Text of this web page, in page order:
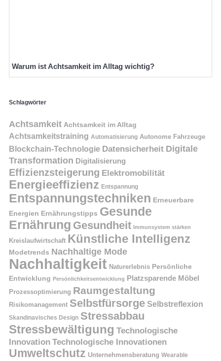
Warum ist Achtsamkeit im Alltag wichtig?
Schlagwörter
Achtsamkeit Achtsamkeit im Alltag
Achtsamkeitstraining Automatisierung Autonome Fahrzeuge
Blockchain-Technologie Datensicherheit Digitale
Transformation Digitalisierung
Effizienzsteigerung Elektromobilität
Energieeffizienz Entspannung
Entspannungstechniken Erneuerbare
Energien Ernährungstipps Gesunde
Ernährung Gesundheit Immunsystem stärken
Kreislaufwirtschaft Künstliche Intelligenz
Modetrends Nachhaltige Mode
Nachhaltigkeit Naturerlebnis Persönliche
Entwicklung Persönlichkeitsentwicklung Platzsparende Möbel
Prozessoptimierung Raumgestaltung
Risikomanagement Selbstfürsorge Selbstreflexion
Skandinavisches Design Stressabbau
Stressbewältigung Technologische
Innovation Technologische Innovationen
Umweltschutz Unternehmensberatung Wearable